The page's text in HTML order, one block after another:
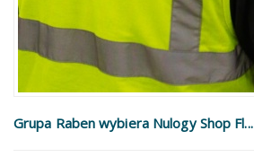
Grupa Raben wybiera Nulogy Shop Fl...